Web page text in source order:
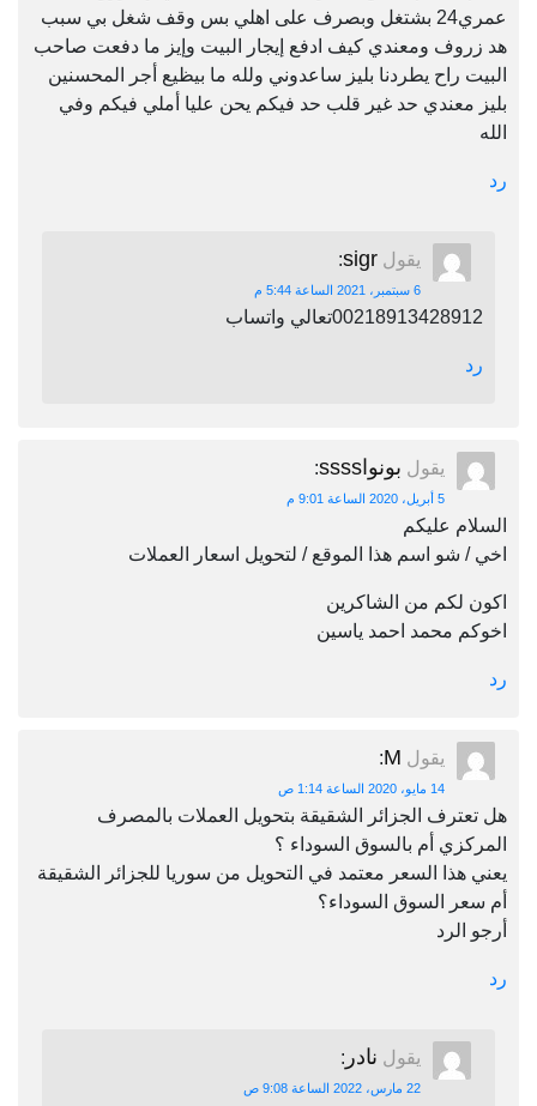
عمري24 بشتغل وبصرف على اهلي بس وقف شغل بي سبب
هد زروف ومعندي كيف ادفع إيجار البيت وإيز ما دفعت صاحب
البيت راح يطردنا بليز ساعدوني ولله ما بيظيع أجر المحسنين
بليز معندي حد غير قلب حد فيكم يحن عليا أملي فيكم وفي
الله
رد
يقول sigr
:
6 سبتمبر، 2021 الساعة 5:44 م
00218913428912تعالي واتساب
رد
يقول بونواssss :
5 أبريل، 2020 الساعة 9:01 م
السلام عليكم
اخي / شو اسم هذا الموقع / لتحويل اسعار العملات
اكون لكم من الشاكرين
اخوكم محمد احمد ياسين
رد
يقول M
:
14 مايو، 2020 الساعة 1:14 ص
هل تعترف الجزائر الشقيقة بتحويل العملات بالمصرف
المركزي أم بالسوق السوداء ؟
يعني هذا السعر معتمد في التحويل من سوريا للجزائر الشقيقة
أم سعر السوق السوداء؟
أرجو الرد
رد
يقول نادر :
22 مارس، 2022 الساعة 9:08 ص